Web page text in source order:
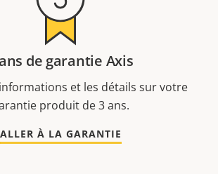
de garantie Axis
et les détails sur votre
produit de 3 ans.
ALLER À LA GARANTIE